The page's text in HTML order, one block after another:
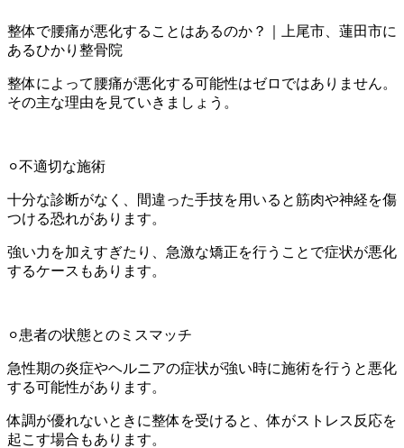
整体で腰痛が悪化することはあるのか？｜上尾市、蓮田市に
あるひかり整骨院
整体によって腰痛が悪化する可能性はゼロではありません。
その主な理由を見ていきましょう。
⚪︎不適切な施術
十分な診断がなく、間違った手技を用いると筋肉や神経を傷
つける恐れがあります。
強い力を加えすぎたり、急激な矯正を行うことで症状が悪化
するケースもあります。
⚪︎患者の状態とのミスマッチ
急性期の炎症やヘルニアの症状が強い時に施術を行うと悪化
する可能性があります。
体調が優れないときに整体を受けると、体がストレス反応を
起こす場合もあります。